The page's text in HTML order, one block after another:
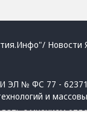
Новости
ЭЛ № ФС 77 -
и
с мнением